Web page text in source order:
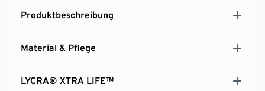
Produktbeschreibung
Material & Pflege
LYCRA® XTRA LIFE™